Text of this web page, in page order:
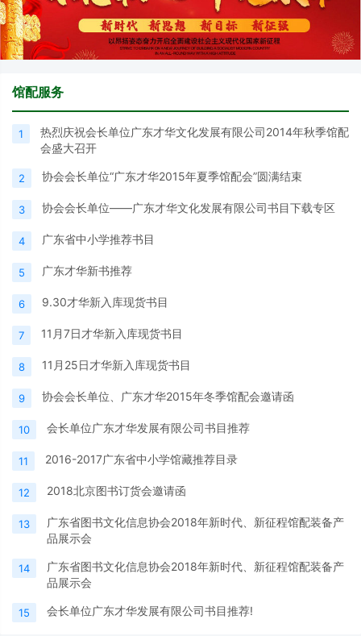
馆配服务
1
热烈庆祝会长单位广东才华文化发展有限公司2014年秋季馆配
会盛大召开
2 协会会长单位“广东才华2015年夏季馆配会”圆满结束
3 协会会长单位——广东才华文化发展有限公司书目下载专区
4 广东省中小学推荐书目
5 广东才华新书推荐
6 9.30才华新入库现货书目
7 11月7日才华新入库现货书目
8 11月25日才华新入库现货书目
9 协会会长单位、广东才华2015年冬季馆配会邀请函
10 会长单位广东才华发展有限公司书目推荐
11 2016-2017广东省中小学馆藏推荐目录
12 2018北京图书订货会邀请函
13
广东省图书文化信息协会2018年新时代、新征程馆配装备产
品展示会
14
广东省图书文化信息协会2018年新时代、新征程馆配装备产
品展示会
15 会长单位广东才华发展有限公司书目推荐!